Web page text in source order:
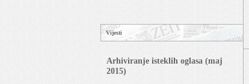
Vijesti
Arhiviranje isteklih oglasa (maj
2015)